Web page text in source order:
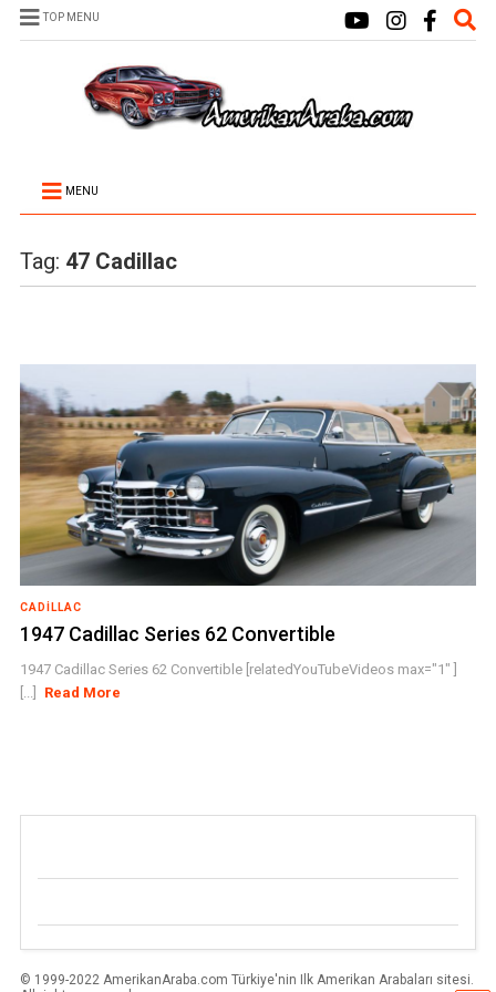
TOP MENU
MENU
Tag: 47 Cadillac
CADILLAC
1947 Cadillac Series 62 Convertible
1947 Cadillac Series 62 Convertible [relatedYouTubeVideos max="1" ]
[...]
Read More
© 1999-2022 AmerikanAraba.com Türkiye'nin Ilk Amerikan Arabaları sitesi.